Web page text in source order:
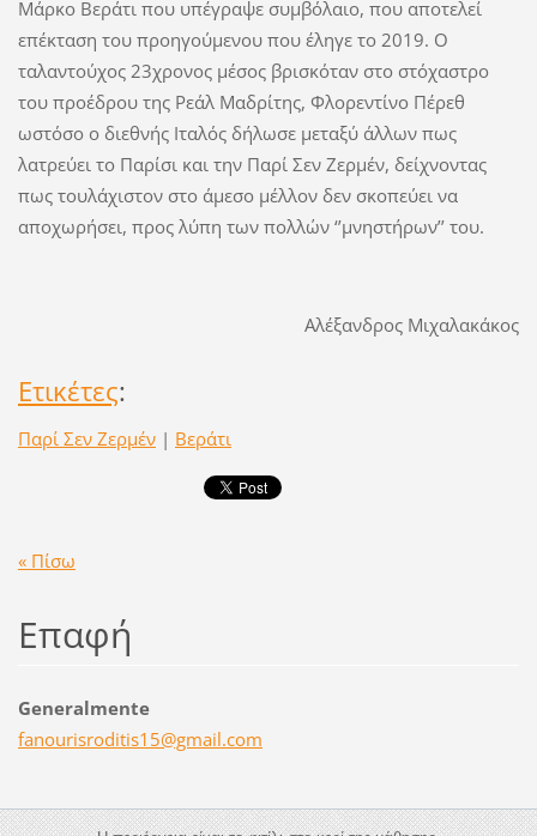
Μάρκο Βεράτι που υπέγραψε συμβόλαιο, που αποτελεί
επέκταση του προηγούμενου που έληγε το 2019. Ο
ταλαντούχος 23χρονος μέσος βρισκόταν στο στόχαστρο
του προέδρου της Ρεάλ Μαδρίτης, Φλορεντίνο Πέρεθ
ωστόσο ο διεθνής Ιταλός δήλωσε μεταξύ άλλων πως
λατρεύει το Παρίσι και την Παρί Σεν Ζερμέν, δείχνοντας
πως τουλάχιστον στο άμεσο μέλλον δεν σκοπεύει να
αποχωρήσει, προς λύπη των πολλών ‘’μνηστήρων’’ του.
Αλέξανδρος Μιχαλακάκος
Ετικέτες:
Παρί Σεν Ζερμέν | Βεράτι
« Πίσω
Επαφή
Generalmente
fanourisroditis1 5@gmail.com